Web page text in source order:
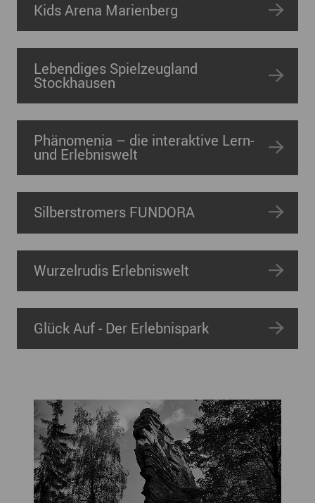
Kids Arena Marienberg
Lebendiges Spielzeugland
Stockhausen
Phänomenia – die interaktive Lern-
und Erlebniswelt
Silberstromers FUNDORA
Wurzelrudis Erlebniswelt
Glück Auf - Der Erlebnispark